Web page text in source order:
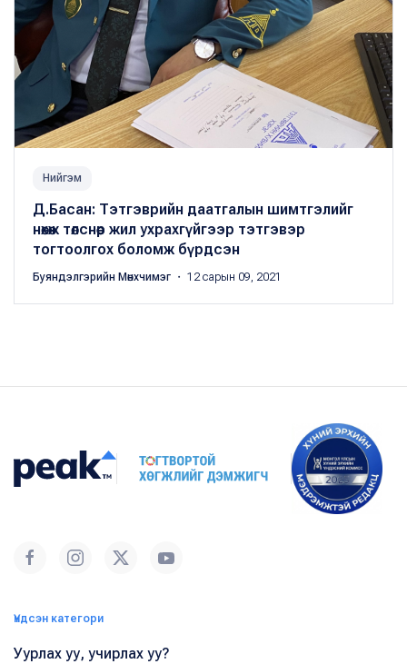
Нийгэм
Д.Басан: Тэтгэврийн даатгалын шимтгэлийг
нөхөж төлснөөр жил ухрахгүйгээр тэтгэвэр
тогтоолгох боломж бүрдсэн
Буяндэлгэрийн Мөнхчимэг ・ 12 сарын 09, 2021
Үндсэн категори
Уурлах уу, учирлах уу?